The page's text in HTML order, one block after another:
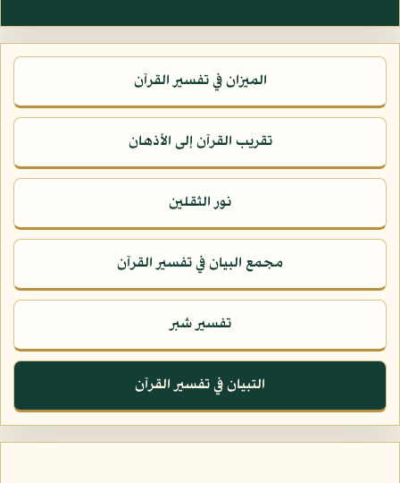
الميزان في تفسير القرآن
تقريب القرآن إلى الأذهان
نور الثقلين
مجمع البيان في تفسير القرآن
تفسير شبر
التبيان في تفسير القرآن